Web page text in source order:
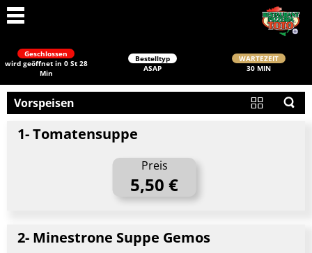
Geschlossen
wird geöffnet in 0 St 28
Min
Bestelltyp
ASAP
WARTEZEIT
30 MIN
Vorspeisen
1- Tomatensuppe
Preis
5,50 €
2- Minestrone Suppe Gemos